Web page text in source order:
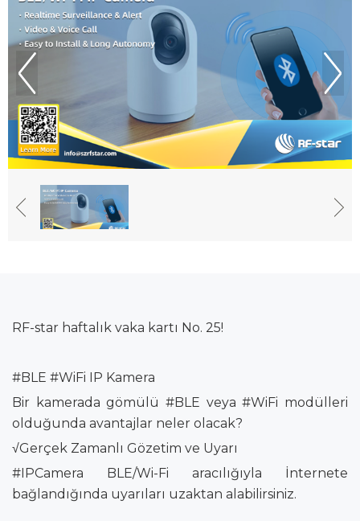
RF-star haftalık vaka kartı No. 25!
#BLE #WiFi IP Kamera
Bir kamerada gömülü #BLE veya #WiFi modülleri
olduğunda avantajlar neler olacak?
√Gerçek Zamanlı Gözetim ve Uyarı
#IPCamera BLE/Wi-Fi aracılığıyla İnternete
bağlandığında uyarıları uzaktan alabilirsiniz.